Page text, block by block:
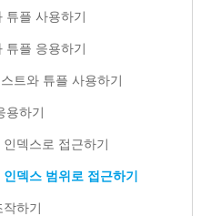
튜플 사용하기
튜플 응용하기
트와 튜플 사용하기
용하기
덱스로 접근하기
덱스 범위로 접근하기
하기